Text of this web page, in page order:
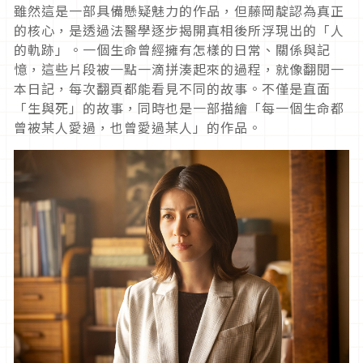
雖然這是一部具備懸疑魅力的作品，但藤岡靛認為真正
的核心，是透過法醫學逐步揭開真相後所浮現出的「人
的軌跡」。一個生命曾經擁有怎樣的日常、關係與記
憶，這些片段被一點一滴拼湊起來的過程，就像翻閱一
本日記，每次翻頁都能看見不同的故事。不僅是直面
「生與死」的故事，同時也是一部描繪「每一個生命都
曾被某人愛過，也曾愛過某人」的作品。